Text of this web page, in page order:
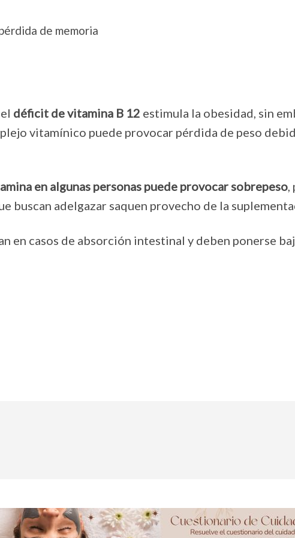
de memoria
déficit de vitamina B 12 estimula la obesidad, sin
vitamínico puede provocar pérdida de peso
en algunas personas puede provocar sobrepeso,
buscan adelgazar saquen provecho de la
en casos de absorción intestinal y deben ponerse